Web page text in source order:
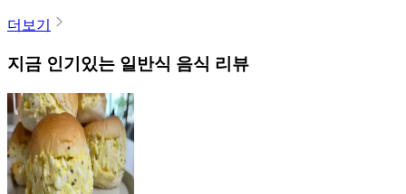
더보기
지금 인기있는 일반식 음식 리뷰